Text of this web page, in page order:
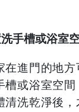
手槽或浴室
在進門的地
槽或浴室空間
清洗乾淨後，